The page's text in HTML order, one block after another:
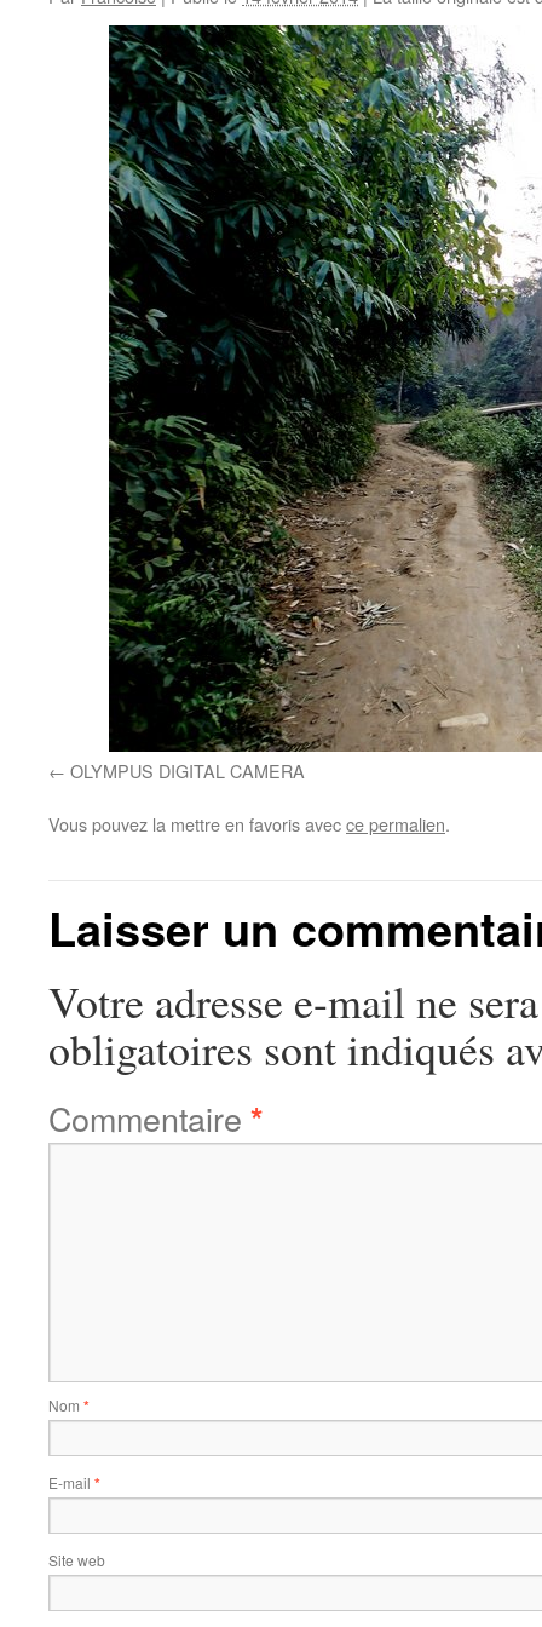
OLYMPUS DIGITAL CAMERA
Vous pouvez la mettre en favoris avecce permalien.
Laisser un
Votre adresse e-mail ne
obligatoires sont indiqués
Commentaire *
Nom *
E-mail *
Site web